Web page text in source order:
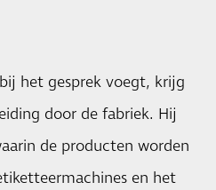
het gesprek voegt, krijg
door de fabriek. Hij
de producten worden
en het